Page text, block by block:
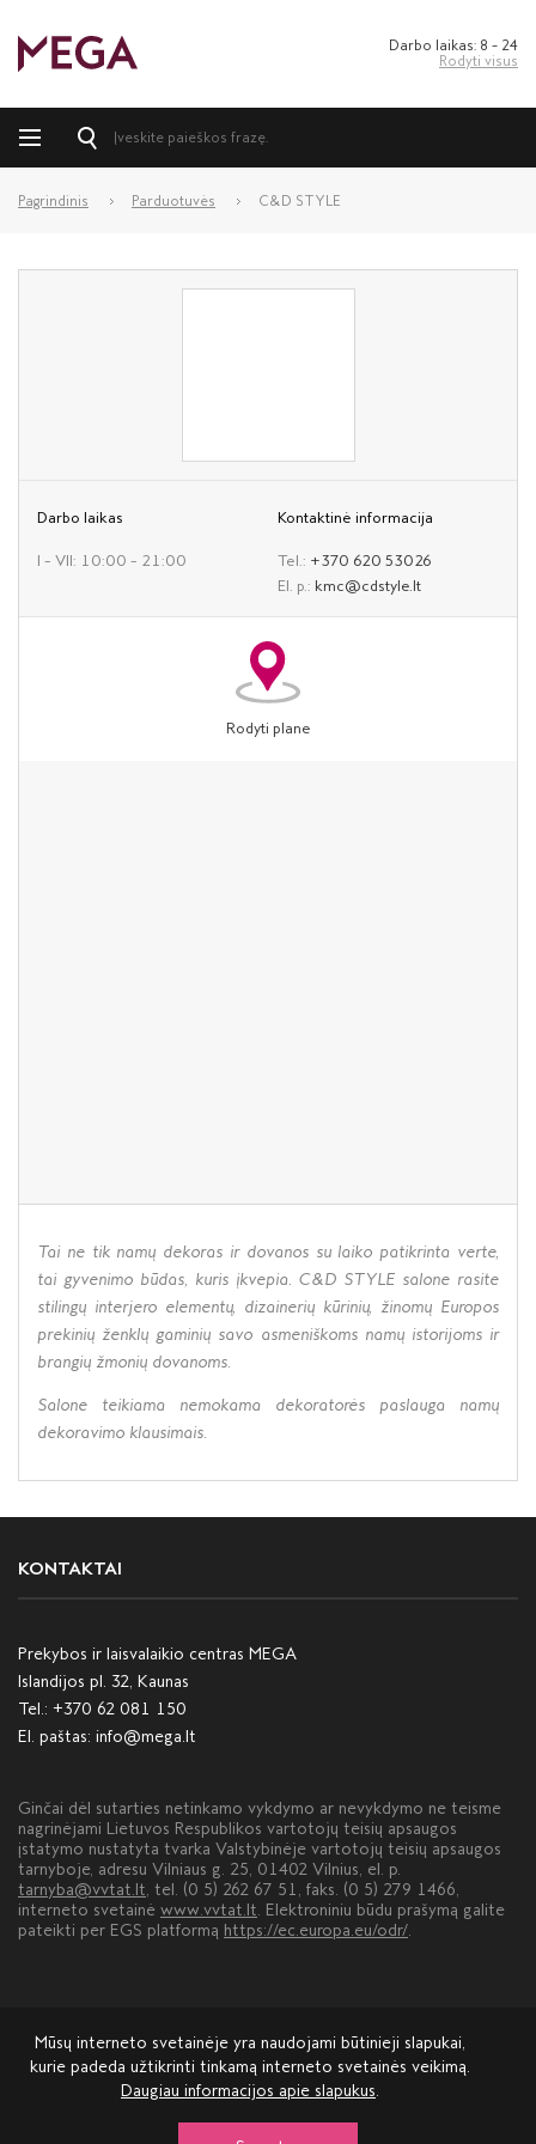
Darbo laikas: 8 – 24
Rodyti visus
Pagrindinis Parduotuvės C&D STYLE
Darbo laikas
I – VII: 10:00 – 21:00
Kontaktinė informacija
Tel.: +370 620 53026
El. p.: kmc@cdstyle.lt
Rodyti plane
Tai ne tik namų dekoras ir dovanos su laiko patikrinta verte,
tai gyvenimo būdas, kuris įkvepia. C&D STYLE salone rasite
stilingų interjero elementų, dizainerių kūrinių, žinomų Europos
prekinių ženklų gaminių savo asmeniškoms namų istorijoms ir
brangių žmonių dovanoms.
Salone teikiama nemokama dekoratorės paslauga namų
dekoravimo klausimais.
KONTAKTAI
Prekybos ir laisvalaikio centras MEGA
Islandijos pl. 32, Kaunas
Tel.: +370 62 081 150
El. paštas: info@mega.lt
Ginčai dėl sutarties netinkamo vykdymo ar nevykdymo ne teisme
nagrinėjami Lietuvos Respublikos vartotojų teisių apsaugos
įstatymo nustatyta tvarka Valstybinėje vartotojų teisių apsaugos
tarnyboje, adresu Vilniaus g. 25, 01402 Vilnius, el. p.
tarnyba@vvtat.lt, tel. (0 5) 262 67 51, faks. (0 5) 279 1466,
interneto svetainė www.vvtat.lt. Elektroniniu būdu prašymą galite
pateikti per EGS platformą https://ec.europa.eu/odr/.
Apie MEGĄ Nuoma Reklama
Kontaktai
Atsiliepimai ir pasiūlymai
Mūsų interneto svetainėje yra naudojami būtinieji slapukai,
kurie padeda užtikrinti tinkamą interneto svetainės veikimą.
Daugiau informacijos apie slapukus.